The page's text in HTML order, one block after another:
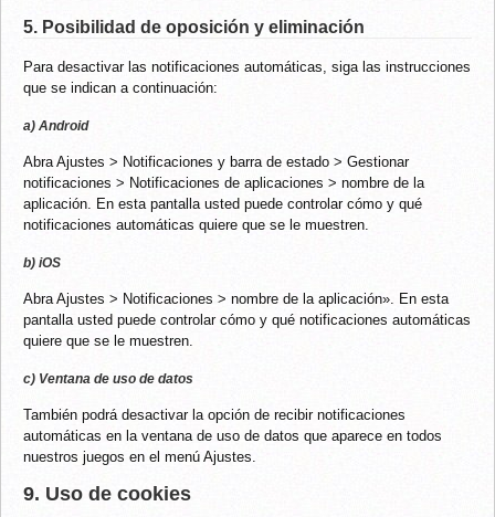
5. Posibilidad de oposición y eliminación
Para desactivar las notificaciones automáticas, siga las instrucciones
que se indican a continuación:
a) Android
Abra Ajustes > Notificaciones y barra de estado > Gestionar
notificaciones > Notificaciones de aplicaciones > nombre de la
aplicación. En esta pantalla usted puede controlar cómo y qué
notificaciones automáticas quiere que se le muestren.
b) iOS
Abra Ajustes > Notificaciones > nombre de la aplicación». En esta
pantalla usted puede controlar cómo y qué notificaciones automáticas
quiere que se le muestren.
c) Ventana de uso de datos
También podrá desactivar la opción de recibir notificaciones
automáticas en la ventana de uso de datos que aparece en todos
nuestros juegos en el menú Ajustes.
9. Uso de cookies